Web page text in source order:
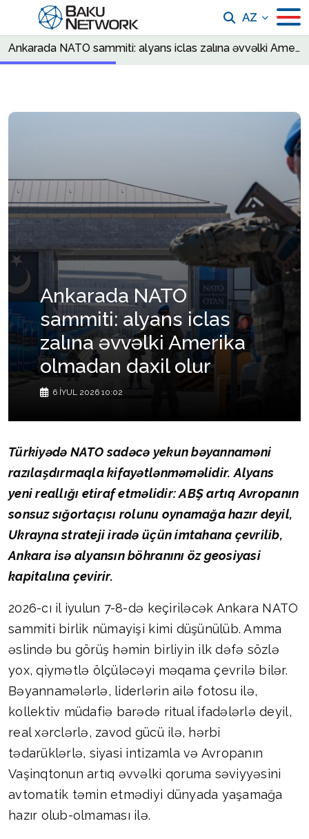
AZ
Ankarada NATO sammiti: alyans iclas zalına əvvəlki Amerika olmadan daxil olur
Ankarada NATO
sammiti: alyans iclas
zalına əvvəlki Amerika
olmadan daxil olur
6 İYUL 2026 10:02
Türkiyədə NATO sadəcə yekun bəyannaməni
razılaşdırmaqla kifayətlənməməlidir. Alyans
yeni reallığı etiraf etməlidir: ABŞ artıq Avropanın
sonsuz sığortaçısı rolunu oynamağa hazır deyil,
Ukrayna strateji iradə üçün imtahana çevrilib,
Ankara isə alyansın böhranını öz geosiyasi
kapitalına çevirir.
2026-cı il iyulun 7-8-də keçiriləcək Ankara NATO
sammiti birlik nümayişi kimi düşünülüb. Amma
əslində bu görüş həmin birliyin ilk dəfə sözlə
yox, qiymətlə ölçüləcəyi məqama çevrilə bilər.
Bəyannamələrlə, liderlərin ailə fotosu ilə,
kollektiv müdafiə barədə ritual ifadələrlə deyil,
real xərclərlə, zavod gücü ilə, hərbi
tədarüklərlə, siyasi intizamla və Avropanın
Vaşinqtonun artıq əvvəlki qoruma səviyyəsini
avtomatik təmin etmədiyi dünyada yaşamağa
hazır olub-olmaması ilə.